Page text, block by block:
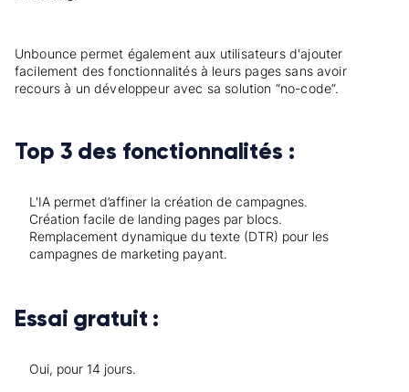
Unbounce permet également aux utilisateurs d'ajouter
facilement des fonctionnalités à leurs pages sans avoir
recours à un développeur avec sa solution “no-code”.
Top 3 des fonctionnalités :
L'IA permet d’affiner la création de campagnes.
Création facile de landing pages par blocs.
Remplacement dynamique du texte (DTR) pour les
campagnes de marketing payant.
Essai gratuit :
Oui, pour 14 jours.